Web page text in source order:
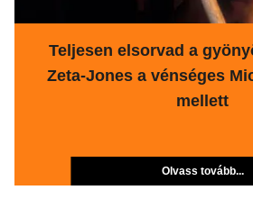
Teljesen elsorvad a
Zeta-Jones a vénséges
mellett
Olvass tovább...